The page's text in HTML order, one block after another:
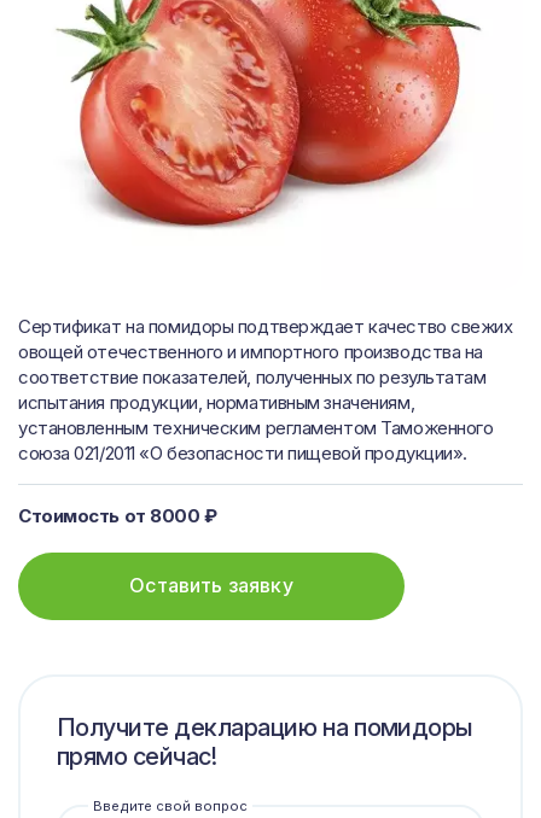
Сертификат на помидоры подтверждает качество свежих
овощей отечественного и импортного производства на
соответствие показателей, полученных по результатам
испытания продукции, нормативным значениям,
установленным техническим регламентом Таможенного
союза 021/2011 «О безопасности пищевой продукции».
Стоимость от 8000 ₽
Оставить заявку
Получите декларацию на помидоры
прямо сейчас!
Введите свой вопрос